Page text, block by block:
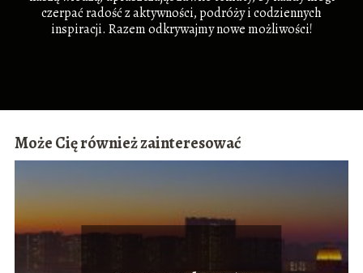
czerpać radość z aktywności, podróży i codziennych
inspiracji. Razem odkrywajmy nowe możliwości!
Może Cię również zainteresować